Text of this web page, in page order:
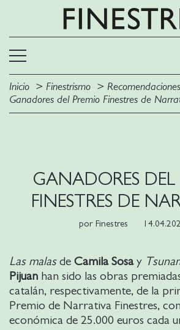
Inicio Finestrismo
Recomendaciones
Ganadores del Premio Finestres de
GANADORES DEL
FINESTRES DE
por Finestres
Las malas de Camila Sosa y
Pijuan han sido las obras
catalán, respectivamente, de la
Premio de Narrativa Finestres,
económica de 25.000 euros cada